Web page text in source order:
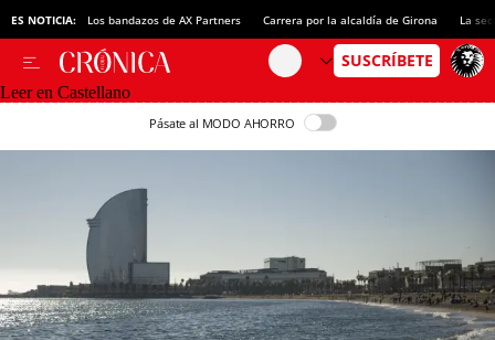
ES NOTICIA: Los bandazos de AX Partners Carrera por la alcaldía de Girona La
Leer en Castellano
Pásate al MODO AHORRO